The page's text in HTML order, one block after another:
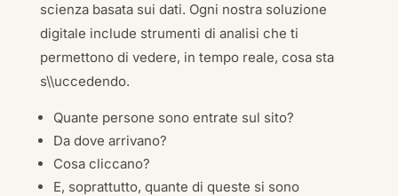
scienza basata sui dati. Ogni nostra soluzione
digitale include strumenti di analisi che ti
permettono di vedere, in tempo reale, cosa sta
s\\uccedendo.
Quante persone sono entrate sul sito?
Da dove arrivano?
Cosa cliccano?
E, soprattutto, quante di queste si sono